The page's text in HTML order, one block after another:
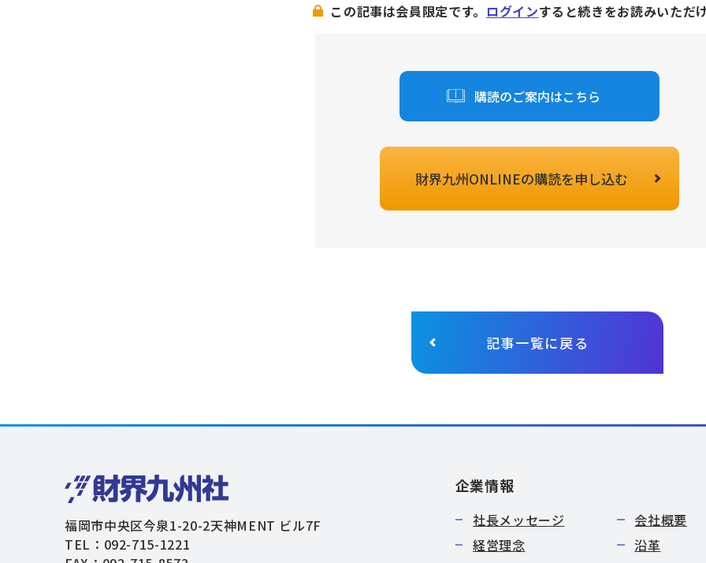
この記事は会員限定です。 ログインすると続きをお読みいただけ
購読のご案内はこちら
財界九州ONLINEの購読を申し込む
記事一覧に戻る
福岡市中央区今泉1-20-2天神MENT ビル7F
TEL：092-715-1221
企業情報
社長メッセージ
会社概要
経営理念
沿革